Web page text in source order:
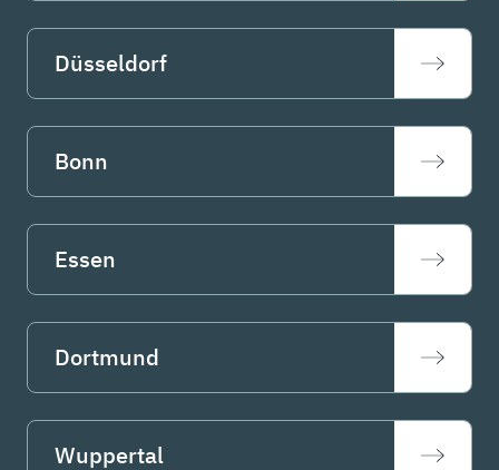
Düsseldorf
Bonn
Essen
Dortmund
Wuppertal